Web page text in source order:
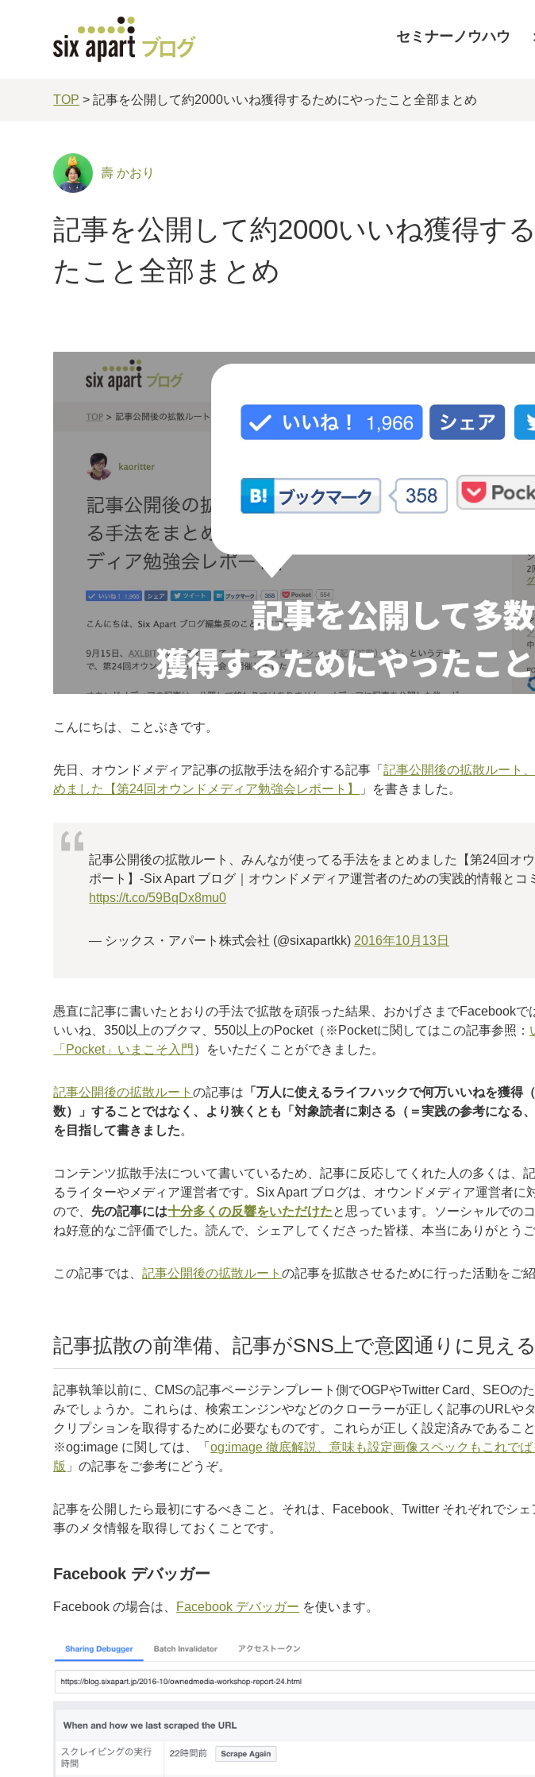
セミナーノウハウ
TOP > 記事を公開して約2000いいね獲得するためにやったこと全部まとめ
壽 かおり
記事を公開して約2000いいね獲得す
たこと全部まとめ
こんにちは、ことぶきです。
先日、オウンドメディア記事の拡散手法を紹介する記事「記事公開後の拡散ルート
めました【第24回オウンドメディア勉強会レポート】
」を書きました。
記事公開後の拡散ルート、みんなが使ってる手法をまとめました【第24回オ
ポート】-Six Apart ブログ｜オウンドメディア運営者のための実践的情報とコ
https://t.co/59BqDx8mu0
— シックス・アパート株式会社 (@sixapartkk) 2016年10月13日
愚直に記事に書いたとおりの手法で拡散を頑張った結果、おかげさまでFacebook
いいね、350以上のブクマ、550以上のPocket（※Pocketに関してはこの記事参照：
「Pocket」いまこそ入門 ）をいただくことができました。
記事公開後の拡散ルートの記事は 「万人に使えるライフハックで何万いいねを獲得
数）」することではなく、より狭くとも「対象読者に刺さる（＝実践の参考になる
を目指して書きました。
コンテンツ拡散手法について書いているため、記事に反応してくれた人の多くは、
るライターやメディア運営者です。Six Apart ブログは、オウンドメディア運営者に
ので、 先の記事には十分多くの反響をいただけたと思っています。ソーシャルでの
ね好意的なご評価でした。読んで、シェアしてくださった皆様、本当にありがとうご
この記事では、記事公開後の拡散ルートの記事を拡散させるために行った活動をご紹
記事拡散の前準備、記事がSNS上で意図通りに見え
記事執筆以前に、CMSの記事ページテンプレート側でOGPやTwitter Card、SEOの
みでしょうか。これらは、検索エンジンやなどのクローラーが正しく記事のURLや
クリプションを取得するために必要なものです。これらが正しく設定済みであるこ
※og:image に関しては、「og:image 徹底解説、意味も設定画像スペックもこれで
版 」の記事をご参考にどうぞ。
記事を公開したら最初にするべきこと。それは、Facebook、Twitter それぞれでシ
事のメタ情報を取得しておくことです。
Facebook デバッガー
Facebook の場合は、 Facebook デバッガー を使います。